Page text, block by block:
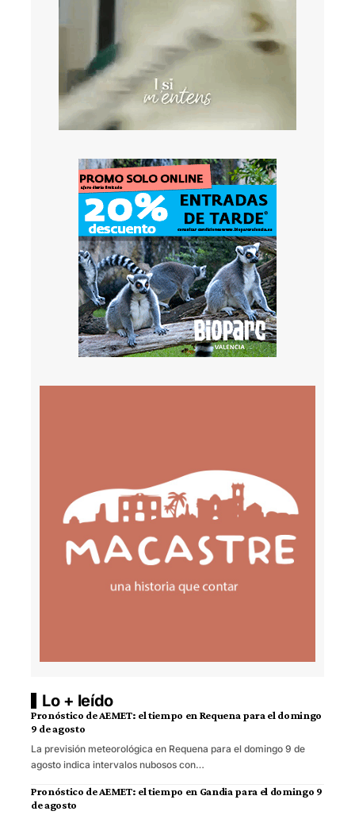
Lo + leído
Pronóstico de AEMET: el tiempo en Requena para el domingo
9 de agosto
La previsión meteorológica en Requena para el domingo 9 de
agosto indica intervalos nubosos con…
Pronóstico de AEMET: el tiempo en Gandia para el domingo 9
de agosto